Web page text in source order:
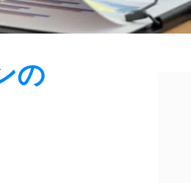
の